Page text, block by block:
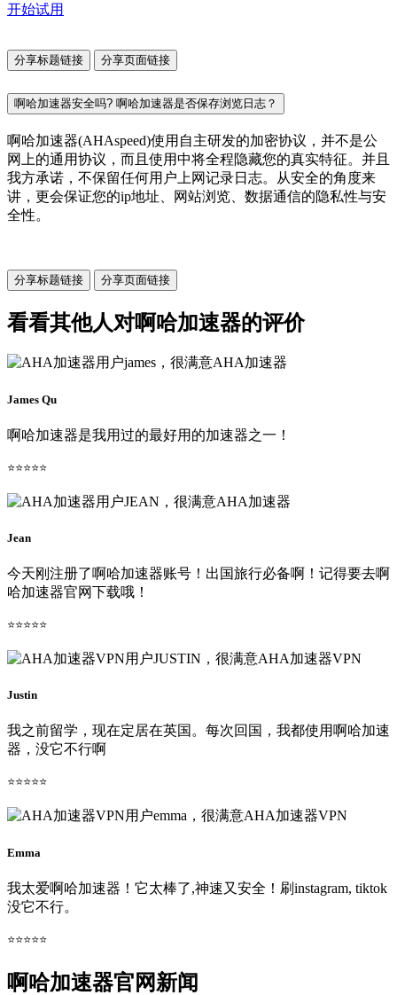
开始试用
分享标题链接 分享页面链接
啊哈加速器安全吗? 啊哈加速器是否保存浏览日志？
啊哈加速器(AHAspeed)使用自主研发的加密协议，并不是公
网上的通用协议，而且使用中将全程隐藏您的真实特征。并且
我方承诺，不保留任何用户上网记录日志。从安全的角度来
讲，更会保证您的ip地址、网站浏览、数据通信的隐私性与安
全性。
分享标题链接 分享页面链接
看看其他人对啊哈加速器的评价
James Qu
啊哈加速器是我用过的最好用的加速器之一！
⭐⭐⭐⭐⭐
Jean
今天刚注册了啊哈加速器账号！出国旅行必备啊！记得要去啊
哈加速器官网下载哦！
⭐⭐⭐⭐⭐
Justin
我之前留学，现在定居在英国。每次回国，我都使用啊哈加速
器，没它不行啊
⭐⭐⭐⭐⭐
Emma
我太爱啊哈加速器！它太棒了,神速又安全！刷instagram, tiktok
没它不行。
⭐⭐⭐⭐⭐
啊哈加速器官网新闻